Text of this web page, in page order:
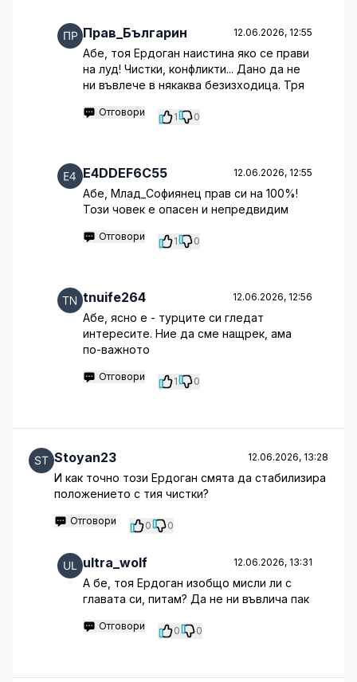
Прав_Българин 12.06.2026, 12:55
Абе, тоя Ердоган наистина яко се прави
на луд! Чистки, конфликти... Дано да не
ни въвлече в някаква безизходица. Тря
Отговори 1 0
E4DDEF6C55 12.06.2026, 12:55
Абе, Млад_Софиянец прав си на 100%!
Този човек е опасен и непредвидим
Отговори 1 0
tnuife264 12.06.2026, 12:56
Абе, ясно е - турците си гледат
интересите. Ние да сме нащрек, ама
по-важното
Отговори 1 0
Stoyan23 12.06.2026, 13:28
И как точно този Ердоган смята да стабилизира
положението с тия чистки?
Отговори 0 0
ultra_wolf 12.06.2026, 13:31
А бе, тоя Ердоган изобщо мисли ли с
главата си, питам? Да не ни въвлича пак
Отговори 0 0